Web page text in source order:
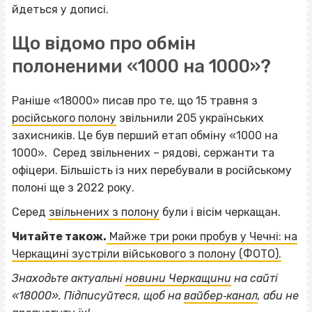
йдеться у дописі.
Що відомо про обмін
полоненими «1000 на 1000»?
Раніше «18000» писав про те, що 15 травня з
російського полону звільнили 205 українських
захисників. Це був перший етап обміну «1000 на
1000». Серед звільнених – рядові, сержанти та
офіцери. Більшість із них перебували в російському
полоні ще з 2022 року.
Серед звільнених з полону були і вісім черкащан.
Читайте також. Майже три роки пробув у Чечні: на
Черкащині зустріли військового з полону (ФОТО).
Знаходьте актуальні новини Черкащини на сайті
«18000». Підписуйтеся, щоб на вайбер‐канал, аби не